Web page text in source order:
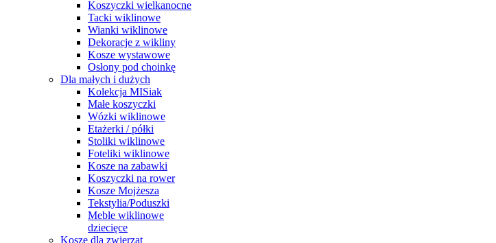
Koszyczki wielkanocne
Tacki wiklinowe
Wianki wiklinowe
Dekoracje z wikliny
Kosze wystawowe
Osłony pod choinkę
Dla małych i dużych
Kolekcja MISiak
Małe koszyczki
Wózki wiklinowe
Etażerki / półki
Stoliki wiklinowe
Foteliki wiklinowe
Kosze na zabawki
Koszyczki na rower
Kosze Mojżesza
Tekstylia/Poduszki
Meble wiklinowe
dziecięce
Kosze dla zwierząt